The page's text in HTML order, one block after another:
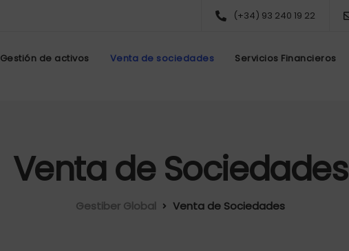
(+34) 93 240 19 22
Gestión de activos Venta de sociedades Servicios Financieros
Venta de Sociedades
Gestiber Global Venta de Sociedades